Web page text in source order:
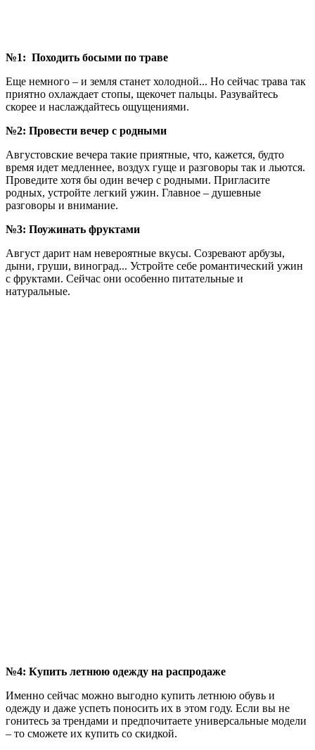
№1: Походить босыми по траве
Еще немного – и земля станет холодной... Но сейчас трава так
приятно охлаждает стопы, щекочет пальцы. Разувайтесь
скорее и наслаждайтесь ощущениями.
№2: Провести вечер с родными
Августовские вечера такие приятные, что, кажется, будто
время идет медленнее, воздух гуще и разговоры так и льются.
Проведите хотя бы один вечер с родными. Пригласите
родных, устройте легкий ужин. Главное – душевные
разговоры и внимание.
№3: Поужинать фруктами
Август дарит нам невероятные вкусы. Созревают арбузы,
дыни, груши, виноград... Устройте себе романтический ужин
с фруктами. Сейчас они особенно питательные и
натуральные.
№4: Купить летнюю одежду на распродаже
Именно сейчас можно выгодно купить летнюю обувь и
одежду и даже успеть поносить их в этом году. Если вы не
гонитесь за трендами и предпочитаете универсальные модели
– то сможете их купить со скидкой.